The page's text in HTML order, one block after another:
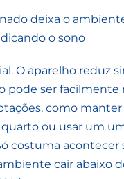
deixa o
o sono
O aparelho reduz
pode ser facilmente
como
ou usar um
costuma acontecer
cair abaixo